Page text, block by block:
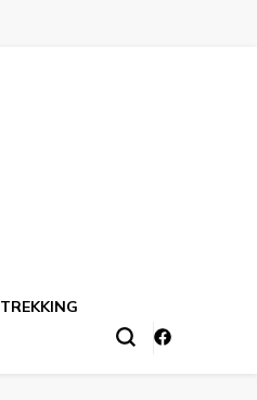
TREKKING